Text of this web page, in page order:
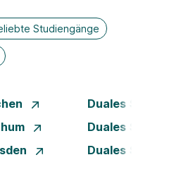
Studiengänge
Duales Studium
Duales Studium
Duales Studium